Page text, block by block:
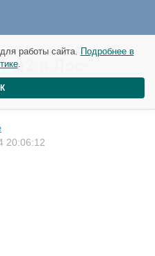
м2 в Лос-
20:06:12
работы сайта. Подробнее в
.